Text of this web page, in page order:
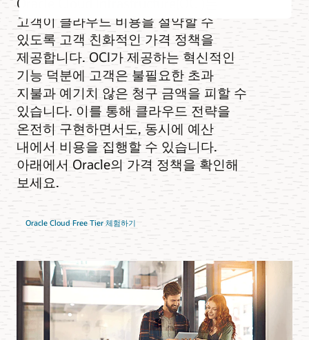
고객이 클라우드 비용을 절약할 수
있도록 고객 친화적인 가격 정책을
제공합니다. OCI가 제공하는 혁신적인
기능 덕분에 고객은 불필요한 초과
지불과 예기치 않은 청구 금액을 피할 수
있습니다. 이를 통해 클라우드 전략을
온전히 구현하면서도, 동시에 예산
내에서 비용을 집행할 수 있습니다.
아래에서 Oracle의 가격 정책을 확인해
보세요.
Oracle Cloud Free Tier 체험하기